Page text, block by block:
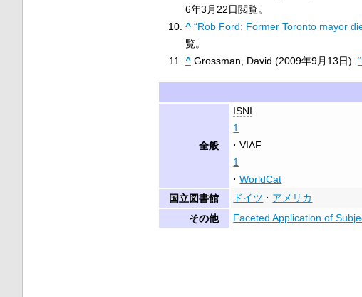
6年3月22日閲覧。
^ “Rob Ford: Former Toronto mayor
覧。
^ Grossman, David (2009年9月13日).
全般
ISNI
1
VIAF
1
WorldCat
国立図書館
ドイツ
アメリカ
その他
Faceted Application of